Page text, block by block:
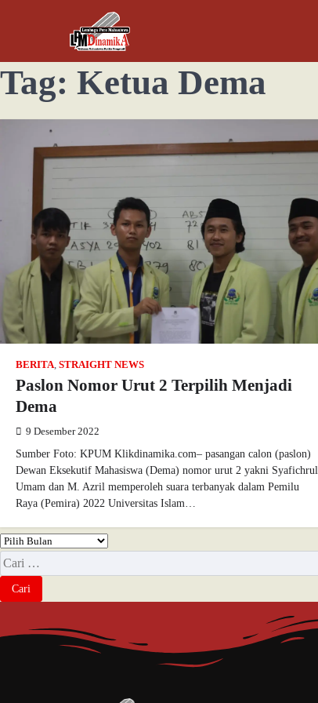
Tag: Ketua Dema
BERITA STRAIGHT NEWS
Paslon Nomor Urut 2 Terpilih Menjadi
Dema
9 Desember 2022
Sumber Foto: KPUM Klikdinamika.com– pasangan calon (paslon)
Dewan Eksekutif Mahasiswa (Dema) nomor urut 2 yakni Syafichrul
Umam dan M. Azril memperoleh suara terbanyak dalam Pemilu
Raya (Pemira) 2022 Universitas Islam…